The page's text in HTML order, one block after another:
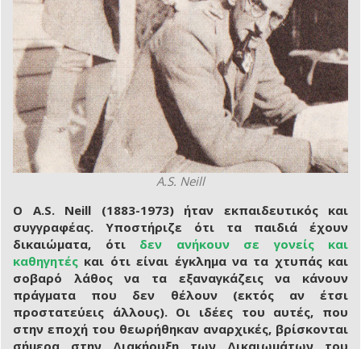
A.S. Neill
O A.S. Neill (1883-1973) ήταν εκπαιδευτικός και
συγγραφέας. Υποστήριζε ότι τα παιδιά έχουν
δικαιώματα, ότι δεν ανήκουν σε γονείς και
καθηγητές και ότι είναι έγκλημα να τα χτυπάς και
σοβαρό λάθος να τα εξαναγκάζεις να κάνουν
πράγματα που δεν θέλουν (εκτός αν έτσι
προστατεύεις άλλους). Οι ιδέες του αυτές, που
στην εποχή του θεωρήθηκαν αναρχικές, βρίσκονται
σήμερα στην Διακήρυξη των Δικαιωμάτων του